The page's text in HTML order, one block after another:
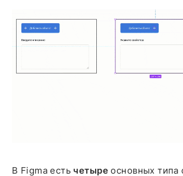
В Figma есть четыре основных типа